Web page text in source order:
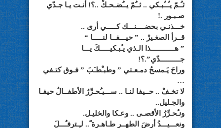
ثـُـمّ يـُــُبـكي .. ثــُمّ يــُضـحـكْ ..؟! أنـت يـا جـدّي
صـبـور .!
خـــذنـي بحضــــنـــك كـــــي أرى ..
قــرأ الصغـيرْ .. ” حيـــفــا لنـــــا “
” هــــــــــــذا الـذي يـُبـكيـــــكَ يـــا
جــــــــــدّي”.؟!
وراحَ يَـمسحُ دمـعـتي ” وطبـْطـَبَ ” فـوق كتـفي
…
لا تخـفْ .. حــيفا لنـا .. ســـيـُحـرِّرُ الأطفــالُ حيفـا
والجـليل..
ونـُحـرِّرُ الأقصـى .. وعـكا والخليـل.
ونعـــيـــدُ أرضَ الطهــر طـاهـرة ً.. لـِـترفـُـــلَ